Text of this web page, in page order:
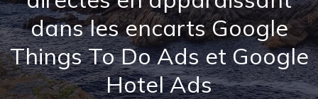
dans les encarts Google
Things To Do Ads et Google
Hotel Ads